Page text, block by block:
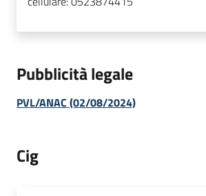
Pubblicità legale
PVL/ANAC (02/08/2024)
Cig